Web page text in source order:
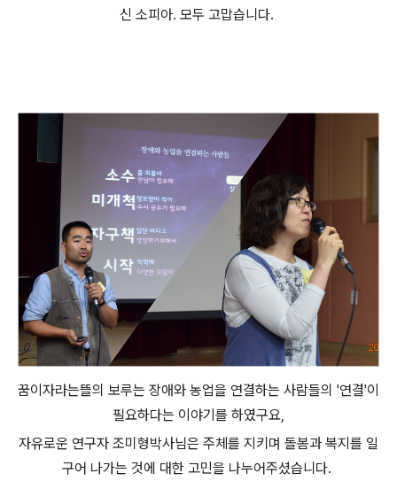
신 소피아. 모두 고맙습니다.
꿈이자라는뜰의 보루는 장애와 농업을 연결하는 사람들의 '연결'이
필요하다는 이야기를 하였구요,
자유로운 연구자 조미형박사님은 주체를 지키며 돌봄과 복지를 일
구어 나가는 것에 대한 고민을 나누어주셨습니다.